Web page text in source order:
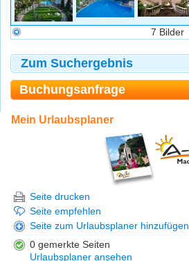
7 Bilder
Zum Suchergebnis
Buchungsanfrage
Mein Urlaubsplaner
Seite drucken
Seite empfehlen
Seite zum Urlaubsplaner hinzufügen
0 gemerkte Seiten
Urlaubsplaner ansehen